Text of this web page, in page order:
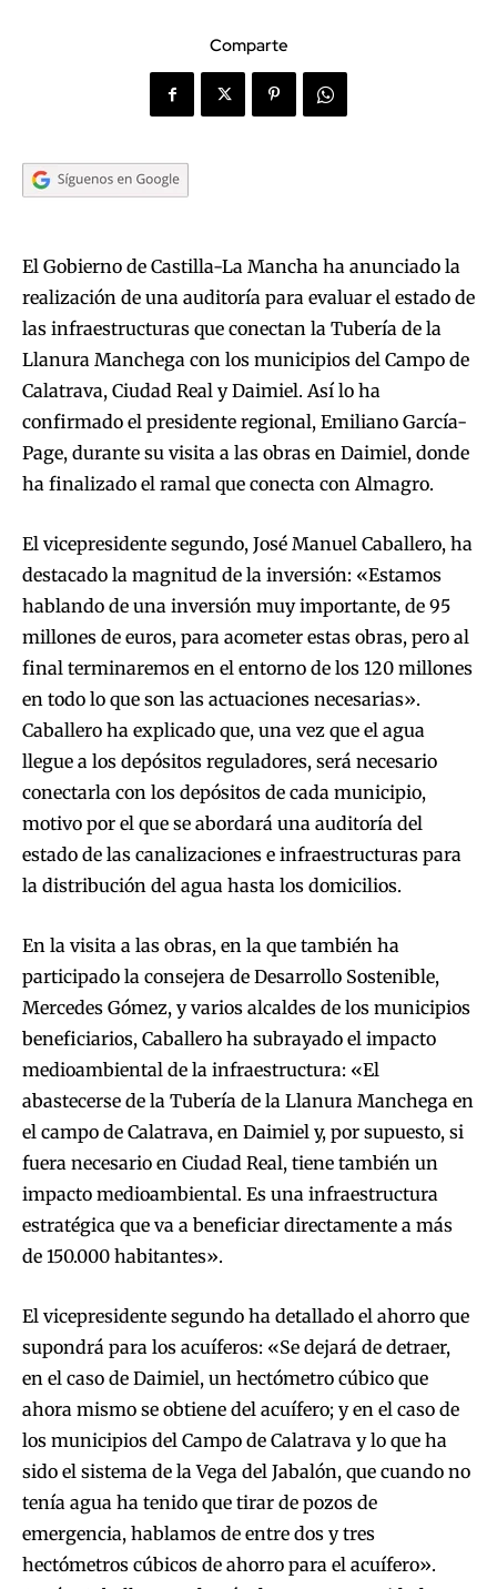
Comparte
El Gobierno de Castilla-La Mancha ha anunciado la
realización de una auditoría para evaluar el estado de
las infraestructuras que conectan la Tubería de la
Llanura Manchega con los municipios del Campo de
Calatrava, Ciudad Real y Daimiel. Así lo ha
confirmado el presidente regional, Emiliano García-
Page, durante su visita a las obras en Daimiel, donde
ha finalizado el ramal que conecta con Almagro.
El vicepresidente segundo, José Manuel Caballero, ha
destacado la magnitud de la inversión: «Estamos
hablando de una inversión muy importante, de 95
millones de euros, para acometer estas obras, pero al
final terminaremos en el entorno de los 120 millones
en todo lo que son las actuaciones necesarias».
Caballero ha explicado que, una vez que el agua
llegue a los depósitos reguladores, será necesario
conectarla con los depósitos de cada municipio,
motivo por el que se abordará una auditoría del
estado de las canalizaciones e infraestructuras para
la distribución del agua hasta los domicilios.
En la visita a las obras, en la que también ha
participado la consejera de Desarrollo Sostenible,
Mercedes Gómez, y varios alcaldes de los municipios
beneficiarios, Caballero ha subrayado el impacto
medioambiental de la infraestructura: «El
abastecerse de la Tubería de la Llanura Manchega en
el campo de Calatrava, en Daimiel y, por supuesto, si
fuera necesario en Ciudad Real, tiene también un
impacto medioambiental. Es una infraestructura
estratégica que va a beneficiar directamente a más
de 150.000 habitantes».
El vicepresidente segundo ha detallado el ahorro que
supondrá para los acuíferos: «Se dejará de detraer,
en el caso de Daimiel, un hectómetro cúbico que
ahora mismo se obtiene del acuífero; y en el caso de
los municipios del Campo de Calatrava y lo que ha
sido el sistema de la Vega del Jabalón, que cuando no
tenía agua ha tenido que tirar de pozos de
emergencia, hablamos de entre dos y tres
hectómetros cúbicos de ahorro para el acuífero».